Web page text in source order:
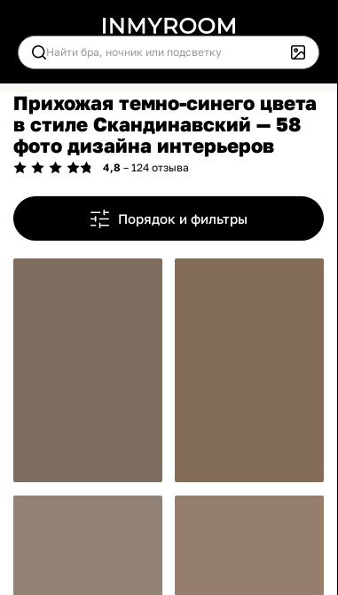
Прихожая темно-синего цвета
в стиле Скандинавский — 58
фото дизайна интерьеров
4,8 – 124 отзыва
Порядок и фильтры